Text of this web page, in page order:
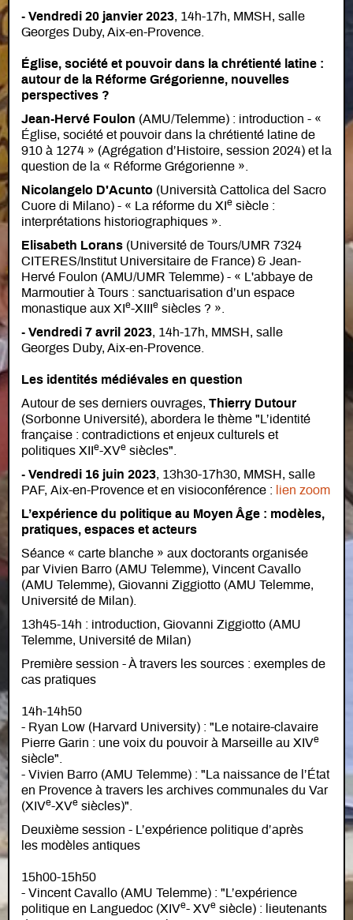
- Vendredi 20 janvier 2023, 14h-17h, MMSH, salle
Georges Duby, Aix-en-Provence.
Église, société et pouvoir dans la chrétienté latine :
autour de la Réforme Grégorienne, nouvelles
perspectives ?
Jean-Hervé Foulon (AMU/Telemme) : introduction - «
Église, société et pouvoir dans la chrétienté latine de
910 à 1274 » (Agrégation d’Histoire, session 2024) et la
question de la « Réforme Grégorienne ».
Nicolangelo D'Acunto (Università Cattolica del Sacro
Cuore di Milano) - « La réforme du XI e siècle :
interprétations historiographiques ».
Elisabeth Lorans (Université de Tours/UMR 7324
CITERES/Institut Universitaire de France) & Jean-
Hervé Foulon (AMU/UMR Telemme) - « L'abbaye de
Marmoutier à Tours : sanctuarisation d’un espace
monastique aux XI e-XIII e siècles ? ».
- Vendredi 7 avril 2023, 14h-17h, MMSH, salle
Georges Duby, Aix-en-Provence.
Les identités médiévales en question
Autour de ses derniers ouvrages, Thierry Dutour
(Sorbonne Université), abordera le thème "L’identité
française : contradictions et enjeux culturels et
politiques XII
e-XVe siècles".
- Vendredi 16 juin 2023, 13h30-17h30, MMSH, salle
PAF, Aix-en-Provence et en visioconférence :
lien zoom
L’expérience du politique au Moyen Âge : modèles,
pratiques, espaces et acteurs
Séance « carte blanche » aux doctorants organisée
par Vivien Barro (AMU Telemme), Vincent Cavallo
(AMU Telemme), Giovanni Ziggiotto (AMU Telemme,
Université de Milan).
13h45-14h : introduction, Giovanni Ziggiotto (AMU
Telemme, Université de Milan)
Première session - À travers les sources : exemples de
cas pratiques
14h-14h50
- Ryan Low (Harvard University) : "Le notaire-clavaire
Pierre Garin : une voix du pouvoir à Marseille au XIVe
siècle".
- Vivien Barro (AMU Telemme) : "La naissance de l’État
en Provence à travers les archives communales du Var
(XIVe-XVe siècles)".
Deuxième session - L’expérience politique d’après
les modèles antiques
15h00-15h50
- Vincent Cavallo (AMU Telemme) : "L’expérience
politique en Languedoc (XIVe- XVe siècle) : lieutenants